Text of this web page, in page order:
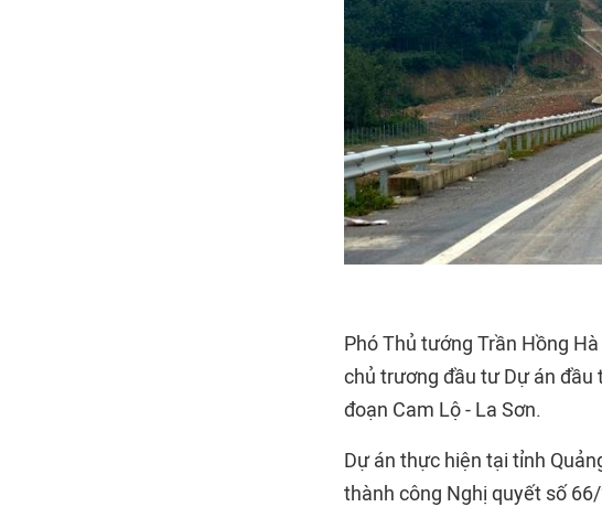
Phó Thủ tướng Trần Hồng
chủ trương đầu tư Dự án đầu
đoạn Cam Lộ - La Sơn.
Dự án thực hiện tại tỉnh
thành công Nghị quyết số